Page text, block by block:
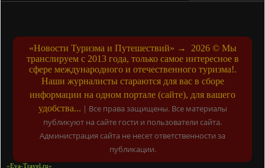
«Новости Туризма и Путешествий» → 2026© Мы
транслируем с 2013 года, только самое интересное в
сфере международного и отечественного туризма!.
Наши журналисты стараются для вас в сборе
информации на одном портале (сайте), для вашего
удобства... | Все права защищены. Все материалы
публикуют на сайте гости и пользователи сайта.
Администрация сайта не несет ответственности за
публикации.
«Eva-Travel.ru»